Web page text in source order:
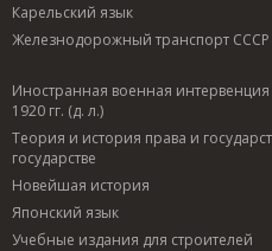
Карельский язык
Железнодорожный транспорт СССР
Иностранная военная
1920 гг. (д. л.)
Теория и история права и
государстве
Новейшая история
Японский язык
Учебные издания для строителей